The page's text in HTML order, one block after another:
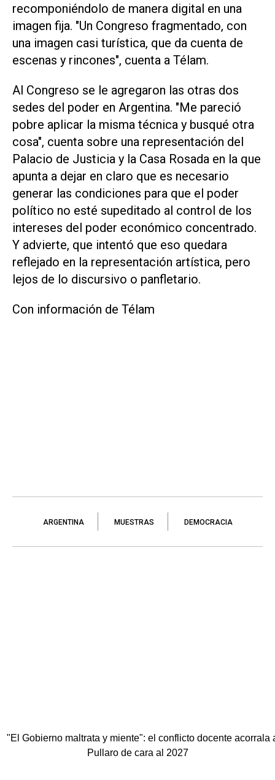
recomponiéndolo de manera digital en una
imagen fija. "Un Congreso fragmentado, con
una imagen casi turística, que da cuenta de
escenas y rincones", cuenta a Télam.
Al Congreso se le agregaron las otras dos
sedes del poder en Argentina. "Me pareció
pobre aplicar la misma técnica y busqué otra
cosa", cuenta sobre una representación del
Palacio de Justicia y la Casa Rosada en la que
apunta a dejar en claro que es necesario
generar las condiciones para que el poder
político no esté supeditado al control de los
intereses del poder económico concentrado.
Y advierte, que intentó que eso quedara
reflejado en la representación artística, pero
lejos de lo discursivo o panfletario.
Con información de Télam
ARGENTINA MUESTRAS DEMOCRACIA